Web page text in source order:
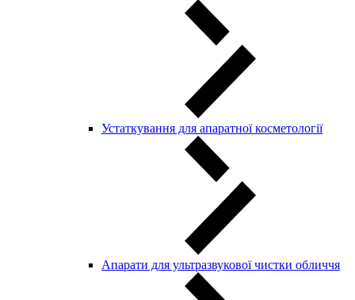
Устаткування для апаратної косметології
Апарати для ультразвукової чистки обличчя